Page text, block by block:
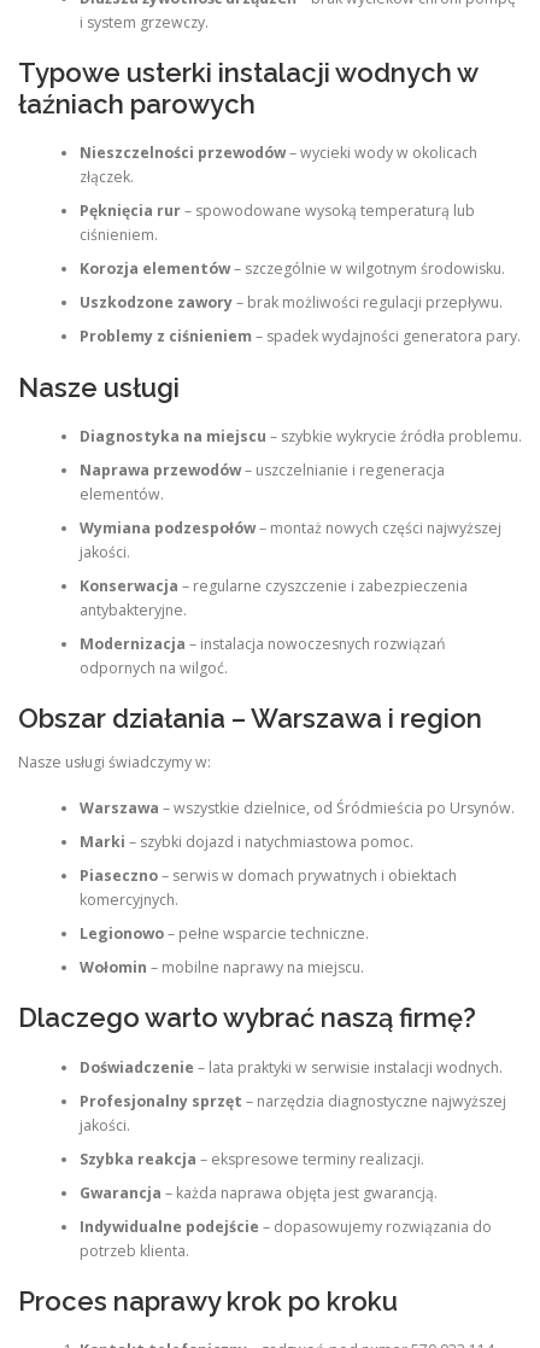
i system grzewczy.
Typowe usterki instalacji wodnych w
łaźniach parowych
Nieszczelności przewodów– wycieki wody w okolicach
złączek.
Pęknięcia rur– spowodowane wysoką temperaturą lub
ciśnieniem.
Korozja elementów– szczególnie w wilgotnym środowisku.
Uszkodzone zawory– brak możliwości regulacji przepływu.
Problemy z ciśnieniem – spadek wydajności generatora pary.
Nasze usługi
Diagnostyka na miejscu – szybkie wykrycie źródła problemu.
Naprawa przewodów– uszczelnianie i regeneracja
elementów.
Wymiana podzespołów– montaż nowych części najwyższej
jakości.
Konserwacja – regularne czyszczenie i zabezpieczenia
antybakteryjne.
Modernizacja – instalacja nowoczesnych rozwiązań
odpornych na wilgoć.
Obszar działania – Warszawa i region
Nasze usługi świadczymy w:
Warszawa – wszystkie dzielnice, od Śródmieścia po Ursynów.
Marki – szybki dojazd i natychmiastowa pomoc.
Piaseczno– serwis w domach prywatnych i obiektach
komercyjnych.
Legionowo– pełne wsparcie techniczne.
Wołomin – mobilne naprawy na miejscu.
Dlaczego warto wybrać naszą firmę?
Doświadczenie – lata praktyki w serwisie instalacji wodnych.
Profesjonalny sprzęt – narzędzia diagnostyczne najwyższej
jakości.
Szybka reakcja – ekspresowe terminy realizacji.
Gwarancja – każda naprawa objęta jest gwarancją.
Indywidualne podejście – dopasowujemy rozwiązania do
potrzeb klienta.
Proces naprawy krok po kroku